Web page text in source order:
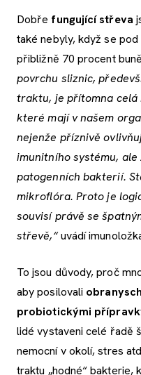
Dobře fungující střeva
také nebyly, když se
přibližně 70 procent
povrchu sliznic,
traktu, je přítomna
které mají v našem
nejenže příznivě
imunitního systému,
patogenních bakterií.
mikroflóra. Proto je
souvisí právě se
střevě,“uvádí
To jsou důvody, proč
aby posilovali
probiotickými
lidé vystaveni celé řadě
nemocní v okolí, stres
traktu „hodné“ bakterie,